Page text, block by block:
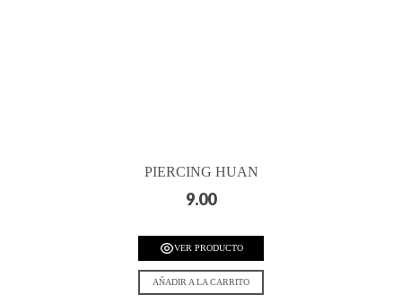
PIERCING HUAN
9.00
VER PRODUCTO
AÑADIR A LA CARRITO